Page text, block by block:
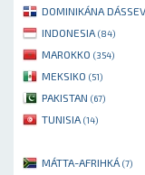
DOMINIKÁNA
INDONESIA (84)
MAROKKO (354)
MEKSIKO (51)
PAKISTAN (67)
TUNISIA (14)
MÁTTA-AFRIHKÁ (7)